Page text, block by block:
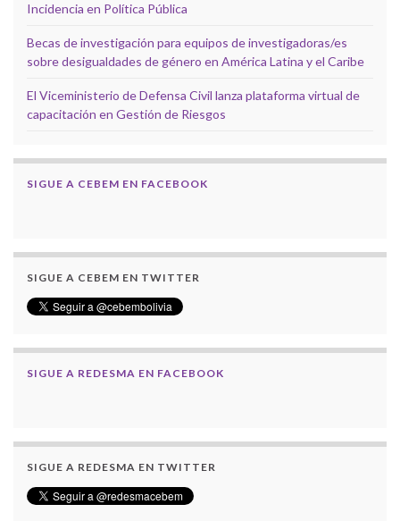
Incidencia en Política Pública
Becas de investigación para equipos de investigadoras/es
sobre desigualdades de género en América Latina y el Caribe
El Viceministerio de Defensa Civil lanza plataforma virtual de
capacitación en Gestión de Riesgos
SIGUE A CEBEM EN FACEBOOK
SIGUE A CEBEM EN TWITTER
SIGUE A REDESMA EN FACEBOOK
SIGUE A REDESMA EN TWITTER